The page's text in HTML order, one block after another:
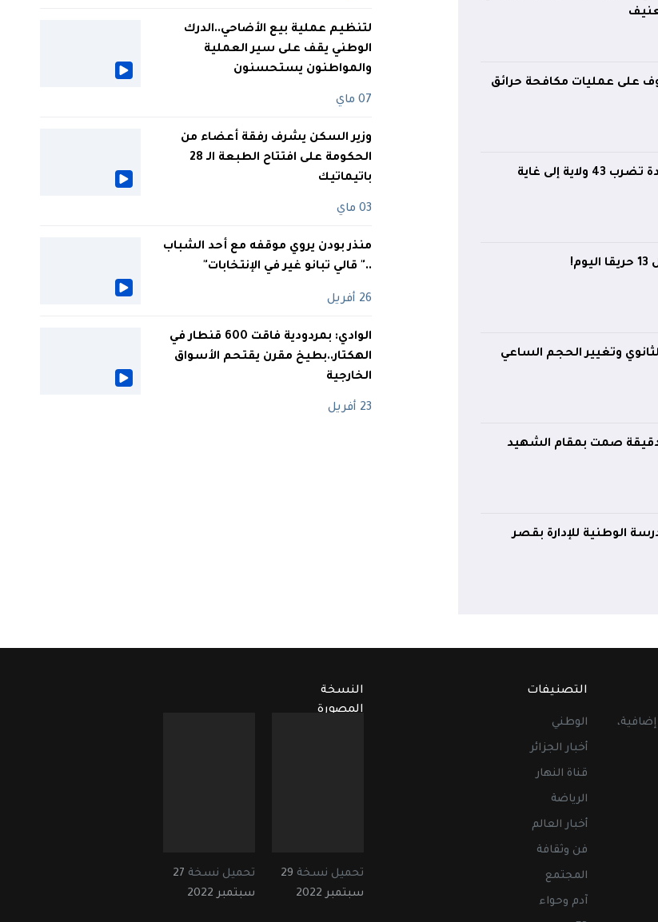
على عمليات مكافحة حرائق
36 درجة ليلا.. موجة حر شديدة تضرب 43 ولاية إلى غاية
وتغيير الحجم الساعي
صمت بمقام الشهيد
الوطنية للإدارة بقصر
لتنظيم عملية بيع الأضاحي..الدرك
الوطني يقف على سير العملية
والمواطنون يستحسنون
07 ماي
وزير السكن يشرف رفقة أعضاء من
الحكومة على افتتاح الطبعة الـ 28
باتيماتيك
03 ماي
منذر بودن يروي موقفه مع أحد الشباب
.." قالي تبانو غير في الإنتخابات"
26 أفريل
الوادي: بمردودية فاقت 600 قنطار في
الهكتار..بطيخ مقرن يقتحم الأسواق
الخارجية
23 أفريل
التصنيفات
الوطني
أخبار الجزائر
قناة النهار
الرياضة
أخبار العالم
فن وثقافة
المجتمع
آدم وحواء
النسخة
المصورة
تحميل نسخة 29
سبتمبر 2022
تحميل نسخة 27
سبتمبر 2022